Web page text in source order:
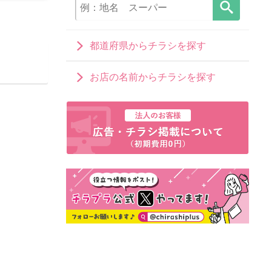
都道府県からチラシを探す
お店の名前からチラシを探す